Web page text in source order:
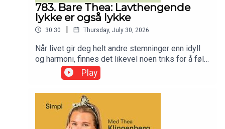
783. Bare Thea: Lavthengende
lykke er også lykke
30:30 | Thursday, July 30, 2026
Når livet gir deg helt andre stemninger enn idyll
og harmoni, finnes det likevel noen triks for å føle
seg bedre.
Play